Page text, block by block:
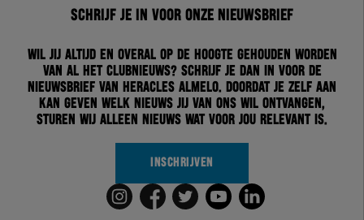
Schrijf je in voor onze nieuwsbrief
Wil jij altijd en overal op de hoogte gehouden worden
van al het clubnieuws? Schrijf je dan in voor de
nieuwsbrief van Heracles Almelo. Doordat je zelf aan
kan geven welk nieuws jij van ons wil ontvangen,
sturen wij alleen nieuws wat voor jou relevant is.
INSCHRIJVEN